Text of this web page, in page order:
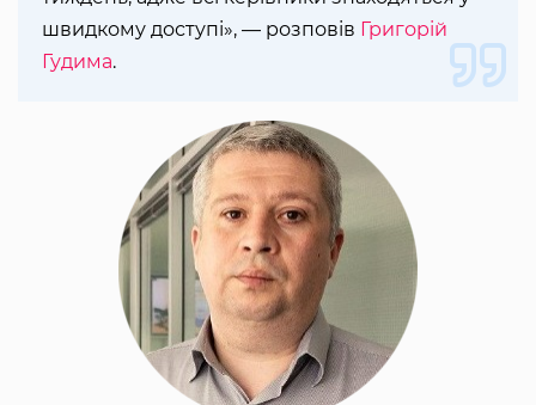
швидкому доступі», — розповів Григорій
Гудима.